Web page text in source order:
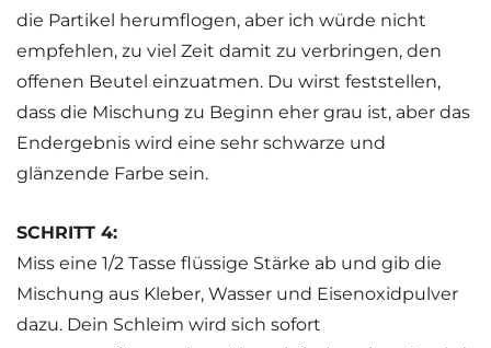
die Partikel herumflogen, aber ich würde nicht
empfehlen, zu viel Zeit damit zu verbringen, den
offenen Beutel einzuatmen. Du wirst feststellen,
dass die Mischung zu Beginn eher grau ist, aber das
Endergebnis wird eine sehr schwarze und
glänzende Farbe sein.
SCHRITT 4:
Miss eine 1/2 Tasse flüssige Stärke ab und gib die
Mischung aus Kleber, Wasser und Eisenoxidpulver
dazu. Dein Schleim wird sich sofort